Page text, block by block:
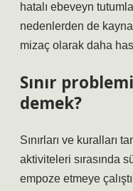
hatalı ebeveyn
nedenlerden de
mizaç olarak daha
Sınır
demek?
Sınırları ve kuralları
aktiviteleri sırasında
empoze etmeye